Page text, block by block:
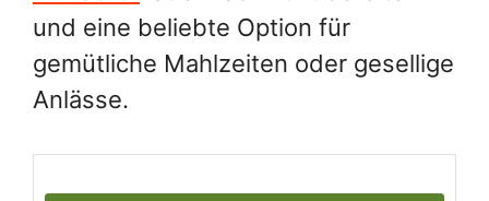
und eine beliebte Option für
gemütliche Mahlzeiten oder gesellige
Anlässe.